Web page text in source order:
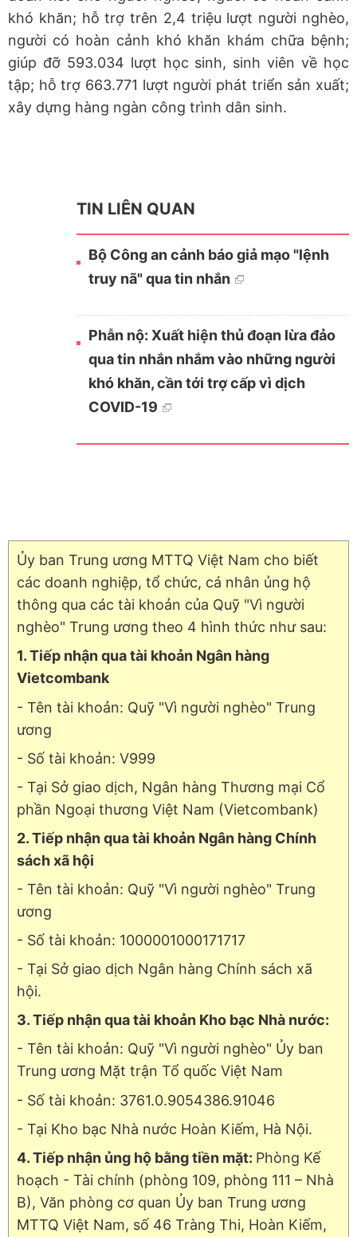
khó khăn; hỗ trợ trên 2,4 triệu lượt người nghèo,
người có hoàn cảnh khó khăn khám chữa bệnh;
giúp đỡ 593.034 lượt học sinh, sinh viên về học
tập; hỗ trợ 663.771 lượt người phát triển sản xuất;
xây dựng hàng ngàn công trình dân sinh.
TIN LIÊN QUAN
Bộ Công an cảnh báo giả mạo "lệnh
truy nã" qua tin nhắn
Phẫn nộ: Xuất hiện thủ đoạn lừa đảo
qua tin nhắn nhắm vào những người
khó khăn, cần tới trợ cấp vì dịch
COVID-19
Ủy ban Trung ương MTTQ Việt Nam cho biết
các doanh nghiệp, tổ chức, cá nhân ủng hộ
thông qua các tài khoản của Quỹ "Vì người
nghèo" Trung ương theo 4 hình thức như sau:
1. Tiếp nhận qua tài khoản Ngân hàng
Vietcombank
- Tên tài khoản: Quỹ "Vì người nghèo" Trung
ương
- Số tài khoản: V999
- Tại Sở giao dịch, Ngân hàng Thương mại Cổ
phần Ngoại thương Việt Nam (Vietcombank)
2. Tiếp nhận qua tài khoản Ngân hàng Chính
sách xã hội
- Tên tài khoản: Quỹ "Vì người nghèo" Trung
ương
- Số tài khoản: 1000001000171717
- Tại Sở giao dịch Ngân hàng Chính sách xã
hội.
3. Tiếp nhận qua tài khoản Kho bạc Nhà nước:
- Tên tài khoản: Quỹ "Vì người nghèo" Ủy ban
Trung ương Mặt trận Tổ quốc Việt Nam
- Số tài khoản: 3761.0.9054386.91046
- Tại Kho bạc Nhà nước Hoàn Kiếm, Hà Nội.
4. Tiếp nhận ủng hộ bằng tiền mặt: Phòng Kế
hoạch - Tài chính (phòng 109, phòng 111 – Nhà
B), Văn phòng cơ quan Ủy ban Trung ương
MTTQ Việt Nam, số 46 Tràng Thi, Hoàn Kiếm,